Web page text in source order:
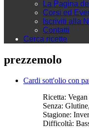
La Pagina
Corsi ed
Iscriviti alla
Contatti
Cerca ricette
prezzemolo
Cardi sott'olio con
Ricetta: Vegan
Senza:
Stagione:
Difficoltà: